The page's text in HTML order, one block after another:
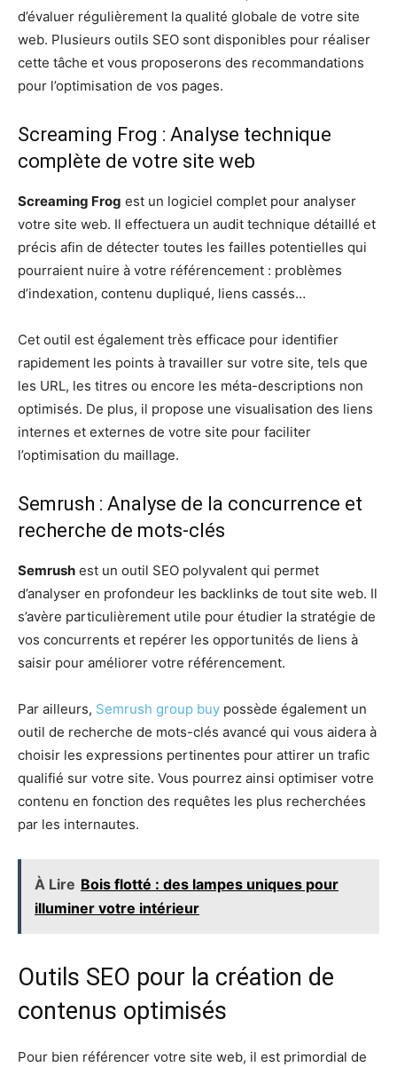
d’évaluer régulièrement la qualité globale de votre site
web. Plusieurs outils SEO sont disponibles pour réaliser
cette tâche et vous proposerons des recommandations
pour l’optimisation de vos pages.
Screaming Frog : Analyse technique
complète de votre site web
Screaming Frog est un logiciel complet pour analyser
votre site web. Il effectuera un audit technique détaillé et
précis afin de détecter toutes les failles potentielles qui
pourraient nuire à votre référencement : problèmes
d’indexation, contenu dupliqué, liens cassés…
Cet outil est également très efficace pour identifier
rapidement les points à travailler sur votre site, tels que
les URL, les titres ou encore les méta-descriptions non
optimisés. De plus, il propose une visualisation des liens
internes et externes de votre site pour faciliter
l’optimisation du maillage.
Semrush : Analyse de la concurrence et
recherche de mots-clés
Semrush est un outil SEO polyvalent qui permet
d’analyser en profondeur les backlinks de tout site web. Il
s’avère particulièrement utile pour étudier la stratégie de
vos concurrents et repérer les opportunités de liens à
saisir pour améliorer votre référencement.
Par ailleurs, Semrush group buy possède également un
outil de recherche de mots-clés avancé qui vous aidera à
choisir les expressions pertinentes pour attirer un trafic
qualifié sur votre site. Vous pourrez ainsi optimiser votre
contenu en fonction des requêtes les plus recherchées
par les internautes.
À Lire Bois flotté : des lampes uniques pour
illuminer votre intérieur
Outils SEO pour la création de
contenus optimisés
Pour bien référencer votre site web, il est primordial de